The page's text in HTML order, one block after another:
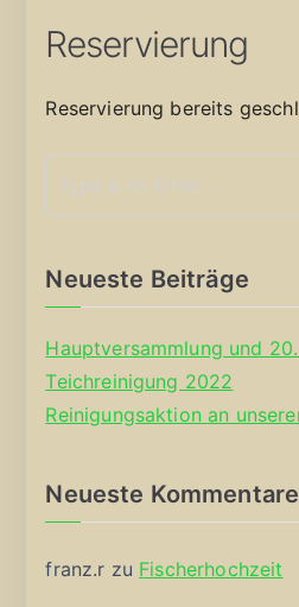
Reservierung
Reservierung bereits
Neueste Beiträge
Hauptversammlung und
Teichreinigung 2022
Reinigungsaktion an
Neueste Kommentare
franz.r zu Fischerhochzeit